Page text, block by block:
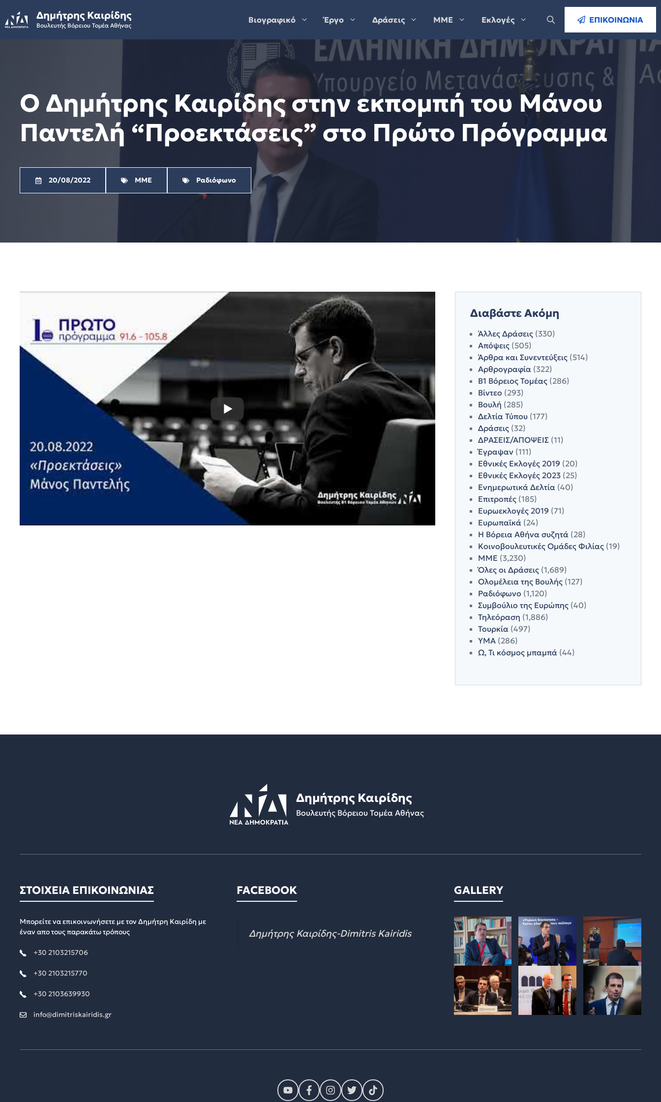
to
content
Δημήτρης Καιρίδης
Βουλευτής Βόρειου Τομέα Αθήνας
Βιογραφικό Έργο Δράσεις ΜΜΕ Εκλογές ΕΠΙΚΟΙΝΩΝΙΑ
Ο Δημήτρης Καιρίδης στην εκπομπή του Μάνου
Παντελή “Προεκτάσεις” στο Πρώτο Πρόγραμμα
20/08/2022 ΜΜΕ Ραδιόφωνο
Διαβάστε Ακόμη
Άλλες Δράσεις(330)
Απόψεις(505)
Άρθρα και Συνεντεύξεις(514)
Αρθρογραφία(322)
Β1 Βόρειος Τομέας(286)
Βίντεο (293)
Βουλή (285)
Δελτία Τύπου(177)
Δράσεις(32)
ΔΡΑΣΕΙΣ/ΑΠΟΨΕΙΣ(11)
Έγραψαν (111)
Εθνικές Εκλογές 2019 (20)
Εθνικές Εκλογές 2023(25)
Ενημερωτικά Δελτία(40)
Επιτροπές(185)
Ευρωεκλογές 2019 (71)
Ευρωπαϊκά(24)
Η Βόρεια Αθήνα συζητά(28)
Κοινοβουλευτικές Ομάδες Φιλίας(19)
ΜΜΕ (3,230)
Όλες οι Δράσεις(1,689)
Ολομέλεια της Βουλής(127)
Ραδιόφωνο (1,120)
Συμβούλιο της Ευρώπης(40)
Τηλεόραση (1,886)
Τουρκία(497)
ΥΜΑ(286)
Ω, Τι κόσμος μπαμπά(44)
Δημήτρης Καιρίδης
Βουλευτής Βόρειου Τομέα Αθήνας
ΣΤΟΙΧΕΙΑ ΕΠΙΚΟΙΝΩΝΙΑΣ
Μπορείτε να επικοινωνήσετε με τον Δημήτρη Καιρίδη με
έναν απο τους παρακάτω τρόπους
+30 2103215706
+30 2103215770
+30 2103639930
info@dimitriskairidis.gr
FACEBOOK
Δημήτρης Καιρίδης-Dimitris Kairidis
GALLERY